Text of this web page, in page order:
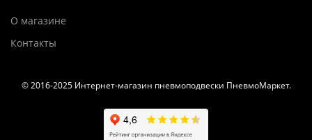
О магазине
Контакты
© 2016-2025 Интернет-магазин пневмоподвески ПневмоМаркет.